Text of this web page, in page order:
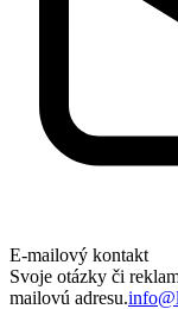
E-mailový kontakt
Svoje otázky či
mailovú adresu.